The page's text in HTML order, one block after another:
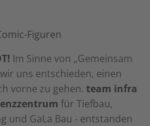
Im Sinne von „Gemeinsam
uns entschieden, einen
vorne zu gehen. team infra
für Tiefbau,
und GaLa Bau - entstanden